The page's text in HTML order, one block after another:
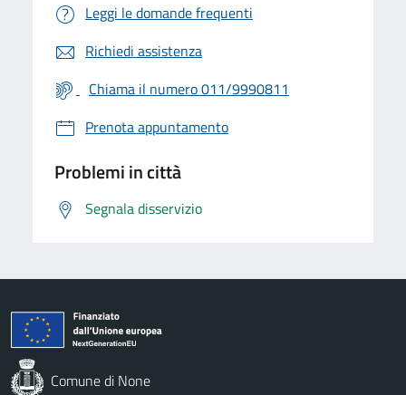
Leggi le domande frequenti
Richiedi assistenza
Chiama il numero 011/9990811
Prenota appuntamento
Problemi in città
Segnala disservizio
Comune di None